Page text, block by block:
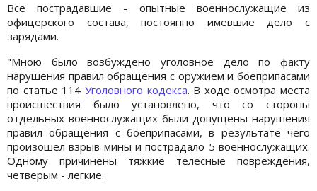
Все пострадавшие - опытные военнослужащие из
офицерского состава, постоянно имевшие дело с
зарядами.
"Мною было возбуждено уголовное дело по факту
нарушения правил обращения с оружием и боеприпасами
по статье 114 Уголовного кодекса. В ходе осмотра места
происшествия было установлено, что со стороны
отдельных военнослужащих были допущены нарушения
правил обращения с боеприпасами, в результате чего
произошел взрыв мины и пострадало 5 военнослужащих.
Одному причинены тяжкие телесные повреждения,
четверым - легкие.